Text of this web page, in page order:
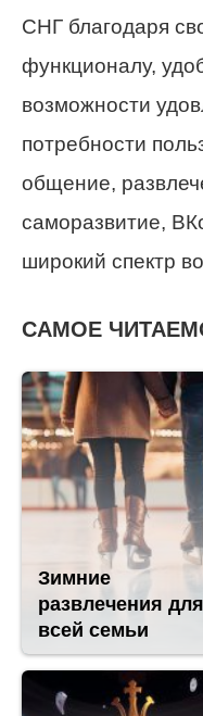
СНГ благодаря
функционалу,
возможности
потребности
общение,
саморазвитие,
широкий спектр
САМОЕ
Зимние
развлечения для
всей семьи